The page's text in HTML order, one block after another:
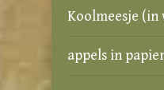
Koolmeesje
appels in